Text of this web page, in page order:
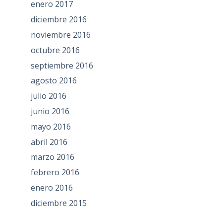
enero 2017
diciembre 2016
noviembre 2016
octubre 2016
septiembre 2016
agosto 2016
julio 2016
junio 2016
mayo 2016
abril 2016
marzo 2016
febrero 2016
enero 2016
diciembre 2015